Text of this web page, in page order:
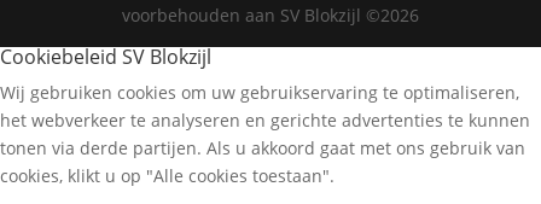
voorbehouden aan SV Blokzijl ©2026
Cookiebeleid SV Blokzijl
Wij gebruiken cookies om uw gebruikservaring te optimaliseren,
het webverkeer te analyseren en gerichte advertenties te kunnen
tonen via derde partijen. Als u akkoord gaat met ons gebruik van
cookies, klikt u op "Alle cookies toestaan".